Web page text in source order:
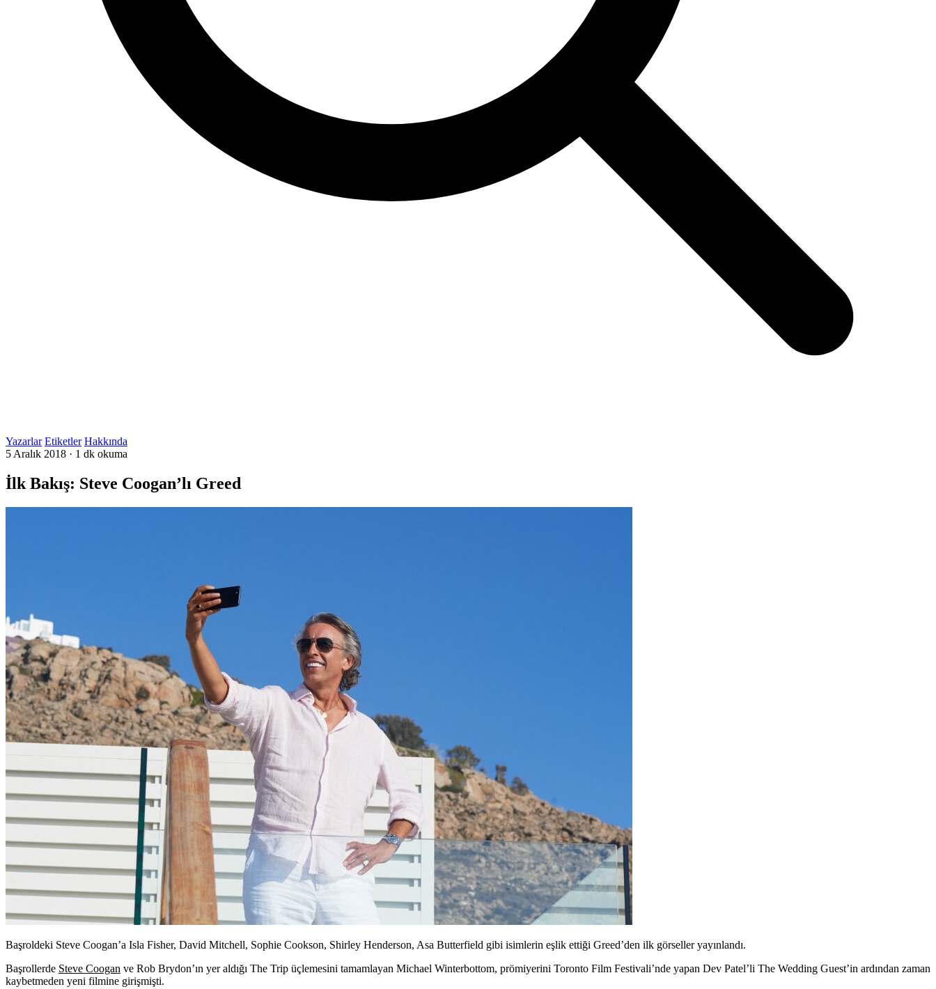
Yazarlar Etiketler Hakkında
5 Aralık 2018 · 1 dk okuma
İlk Bakış: Steve Coogan’lı Greed
Başroldeki Steve Coogan’a Isla Fisher, David Mitchell, Sophie Cookson, Shirley Henderson, Asa Butterfield gibi isimlerin eşlik ettiği Greed’den ilk görseller yayınlandı.
Başrollerde Steve Coogan ve Rob Brydon’ın yer aldığı The Trip üçlemesini tamamlayan Michael Winterbottom, prömiyerini Toronto Film Festivali’nde yapan Dev Patel’li The Wedding Guest’in ardından zaman
kaybetmeden yeni filmine girişmişti.